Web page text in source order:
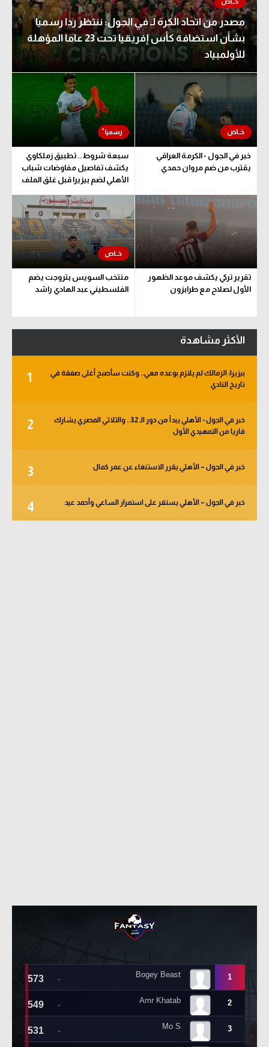
مصدر من اتحاد الكرة لـ في الجول: ننتظر ردا رسميا
بشأن استضافة كأس إفريقيا تحت 23 عاما المؤهلة
للأولمبياد
خبر في الجول - الكرمة العراقي
يقترب من ضم مروان حمدي
سبعة شروط.. تطبيق زملكاوي
يكشف تفاصيل مفاوضات شباب
الأهلي لضم بيزيرا قبل غلق الملف
تقرير تركي يكشف موعد الظهور
الأول لصلاح مع طرابزون
منتخب السويس بتروجت يضم
الفلسطيني عبد الهادي راشد
الأكثر مشاهدة
1
بيزيرا: الزمالك لم يلتزم بوعده معي.. وكنت سأصبح أغلى صفقة في
تاريخ النادي
2
خبر في الجول - الأهلي يبدأ من دور الـ 32.. والثلاثي المصري يشارك
قاريا من التمهيدي الأول
3 خبر في الجول – الأهلي يقرر الاستنغاء عن عمر كمال
4 خبر في الجول – الأهلي يستقر على استمرار الساعي وأحمد عيد